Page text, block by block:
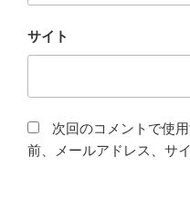
サイト
次回のコメントで使
前、メールアドレス、サ